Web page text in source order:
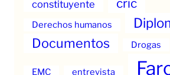
constituyente cric
Derechos humanos
Documentos Drogas
EMC entrevista